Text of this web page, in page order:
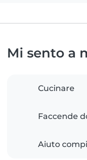
Mi sento a
Cucinare
Faccende
Aiuto